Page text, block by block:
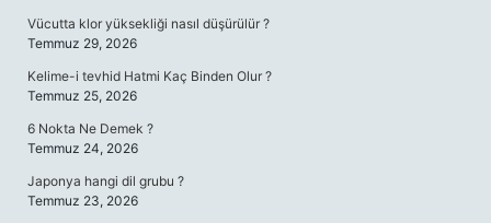
Vücutta klor yüksekliği nasıl düşürülür ?
Temmuz 29, 2026
Kelime-i tevhid Hatmi Kaç Binden Olur ?
Temmuz 25, 2026
6 Nokta Ne Demek ?
Temmuz 24, 2026
Japonya hangi dil grubu ?
Temmuz 23, 2026